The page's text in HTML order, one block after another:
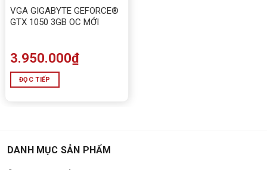
VGA GIGABYTE GEFORCE®
GTX 1050 3GB OC MỚI
3.950.000₫
ĐỌC TIẾP
DANH MỤC SẢN PHẨM